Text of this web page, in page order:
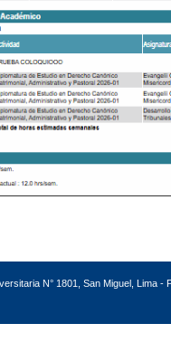
N° 1801, San Miguel, Lima -